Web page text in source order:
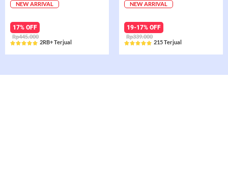
NEW ARRIVAL
17% OFF
Rp445.000
Rated
2RB+ Terjual
NEW ARRIVAL
19-17% OFF
Rp339.000
Rated
215 Terjual